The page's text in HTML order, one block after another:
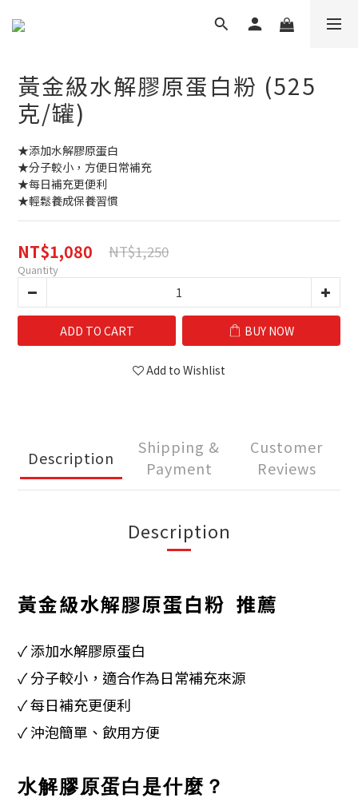
黃金級水解膠原蛋白粉 (525
克/罐)
★添加水解膠原蛋白
★分子較小，方便日常補充
★每日補充更便利
★輕鬆養成保養習慣
NT$1,080 NT$1,250
Quantity
ADD TO CART BUY NOW
Add to Wishlist
Description
Shipping &
Payment
Customer
Reviews
Description
黃金級水解膠原蛋白粉 推薦
✓添加水解膠原蛋白
✓分子較小，適合作為日常補充來源
✓ 每日補充更便利
✓沖泡簡單、飲用方便
水解膠原蛋白 是什麼？